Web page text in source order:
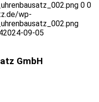
0 0
wp-
2024-09-05
GmbH